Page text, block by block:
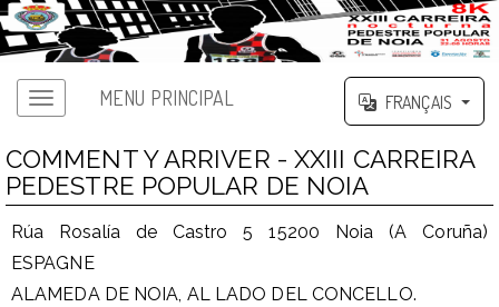
MENU PRINCIPAL FRANÇAIS
COMMENT Y ARRIVER - XXIII CARREIRA
PEDESTRE POPULAR DE NOIA
Rúa Rosalía de Castro 5 15200 Noia (A Coruña)
ESPAGNE
ALAMEDA DE NOIA, AL LADO DEL CONCELLO.